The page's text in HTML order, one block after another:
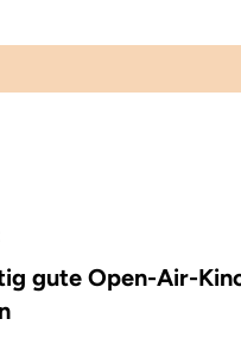
gute Open-Air-